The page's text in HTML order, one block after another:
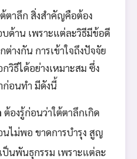
ตาลึก สิ่งสำคัญคือต้อง
ด้าน เพราะแต่ละวิธีมีข้อดี
างกัน การเข้าใจถึงปัจจัย
วิธีได้อย่างเหมาะสม ซึ่ง
ก่อนทำ มีดังนี้
ต้องรู้ก่อนว่าใต้ตาลึกเกิด
นไม่พอ ขาดการบำรุง สูญ
ป็นพันธุกรรม เพราะแต่ละ